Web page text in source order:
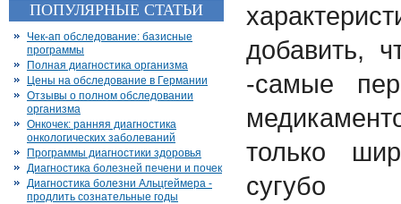
ПОПУЛЯРНЫЕ СТАТЬИ
Чек-ап обследование: базисные
программы
Полная диагностика организма
Цены на обследование в Германии
Отзывы о полном обследовании
организма
Онкочек: ранняя диагностика
онкологических заболеваний
Программы диагностики здоровья
Диагностика болезней печени и почек
Диагностика болезни Альцгеймера -
продлить сознательные годы
добавить,
-самые
только
сугубо